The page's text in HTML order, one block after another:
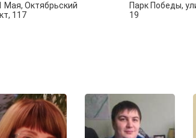
Мая, Октябрьский
117
Парк Победы,
19